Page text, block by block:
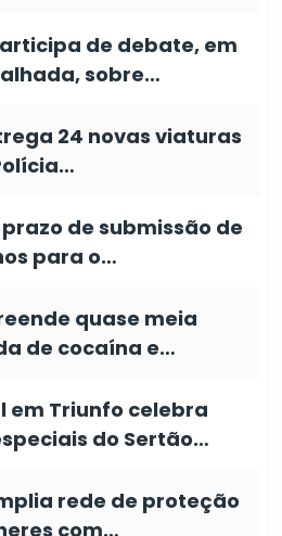
de debate, em
sobre…
24 novas viaturas
de submissão de
para o…
quase meia
de cocaína e…
em Triunfo celebra
do Sertão…
rede de proteção
com…